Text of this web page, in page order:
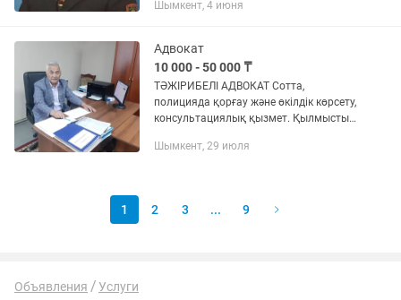
безопасности, аутсорсинг. Гарантия
Шымкент, 4 июня
Адвокат
10 000 - 50 000 ₸
ТӘЖІРИБЕЛІ АДВОКАТ Сотта,
полицияда қорғау және өкілдік көрсету,
консультациялық қызмет. Қылмыстық
қаржылық,
Шымкент, 29 июля
1 2 3 ... 9
Объявления Услуги